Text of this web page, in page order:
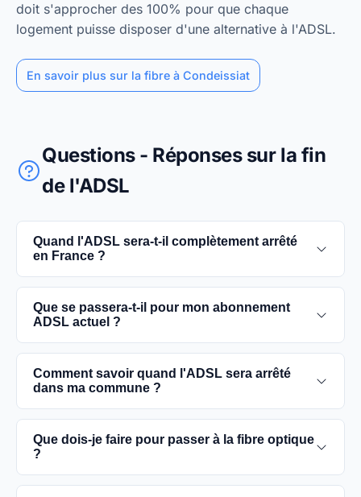
doit s'approcher des 100% pour que chaque
logement puisse disposer d'une alternative à l'ADSL.
En savoir plus sur la fibre à Condeissiat
Questions - Réponses sur la fin
de l'ADSL
Quand l'ADSL sera-t-il complètement arrêté
en France ?
L'extinction complète du réseau ADSL est prévue
pour 2030. D'ici là, les utilisateurs sont
optique, plus rapides et fiables.
Que se passera-t-il pour mon abonnement
ADSL actuel ?
Vous pouvez continuer à utiliser votre
abonnement ADSL jusqu'à la date de fermeture du
conseillé de passer à la fibre optique dès que
possible pour une meilleure qualité de service.
Comment savoir quand l'ADSL sera arrêté
dans ma commune ?
Les dates précises de fermeture de l'ADSL varient
selon les communes. Vous pouvez trouver ces
commune spécifique.
Que dois-je faire pour passer à la fibre optique
?